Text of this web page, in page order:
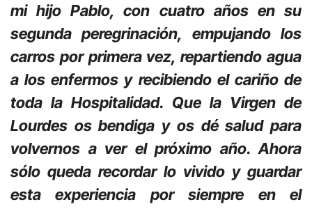
mi hijo Pablo, con cuatro años en su
segunda peregrinación, empujando los
carros por primera vez, repartiendo agua
a los enfermos y recibiendo el cariño de
toda la Hospitalidad. Que la Virgen de
Lourdes os bendiga y os dé salud para
volvernos a ver el próximo año. Ahora
sólo queda recordar lo vivido y guardar
esta experiencia por siempre en el